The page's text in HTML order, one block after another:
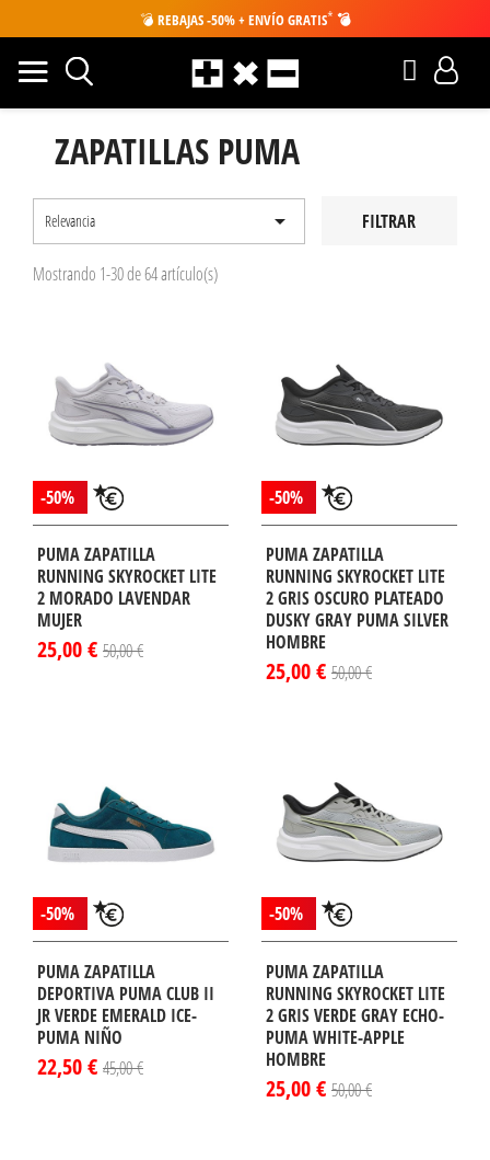
💣 REBAJAS -50% + ENVÍO GRATIS* 💣
ZAPATILLAS PUMA
Relevancia  FILTRAR
Mostrando 1-30 de 64 artículo(s)
-50%
PUMA ZAPATILLA
RUNNING SKYROCKET LITE
2 MORADO LAVENDAR
MUJER
25,00 € 50,00 €
-50%
PUMA ZAPATILLA
RUNNING SKYROCKET LITE
2 GRIS OSCURO PLATEADO
DUSKY GRAY PUMA SILVER
HOMBRE
25,00 € 50,00 €
-50%
PUMA ZAPATILLA
DEPORTIVA PUMA CLUB II
JR VERDE EMERALD ICE-
PUMA NIÑO
22,50 € 45,00 €
-50%
PUMA ZAPATILLA
RUNNING SKYROCKET LITE
2 GRIS VERDE GRAY ECHO-
PUMA WHITE-APPLE
HOMBRE
25,00 € 50,00 €